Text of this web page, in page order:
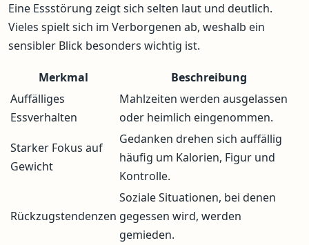
Eine Essstörung zeigt sich selten laut und deutlich.
Vieles spielt sich im Verborgenen ab, weshalb ein
sensibler Blick besonders wichtig ist.
Merkmal
Beschreibung
Auffälliges
Essverhalten
Mahlzeiten werden ausgelassen
oder heimlich eingenommen.
Starker Fokus auf
Gewicht
Gedanken drehen sich auffällig
häufig um Kalorien, Figur und
Kontrolle.
Rückzugstendenzen
Soziale Situationen, bei denen
gegessen wird, werden
gemieden.